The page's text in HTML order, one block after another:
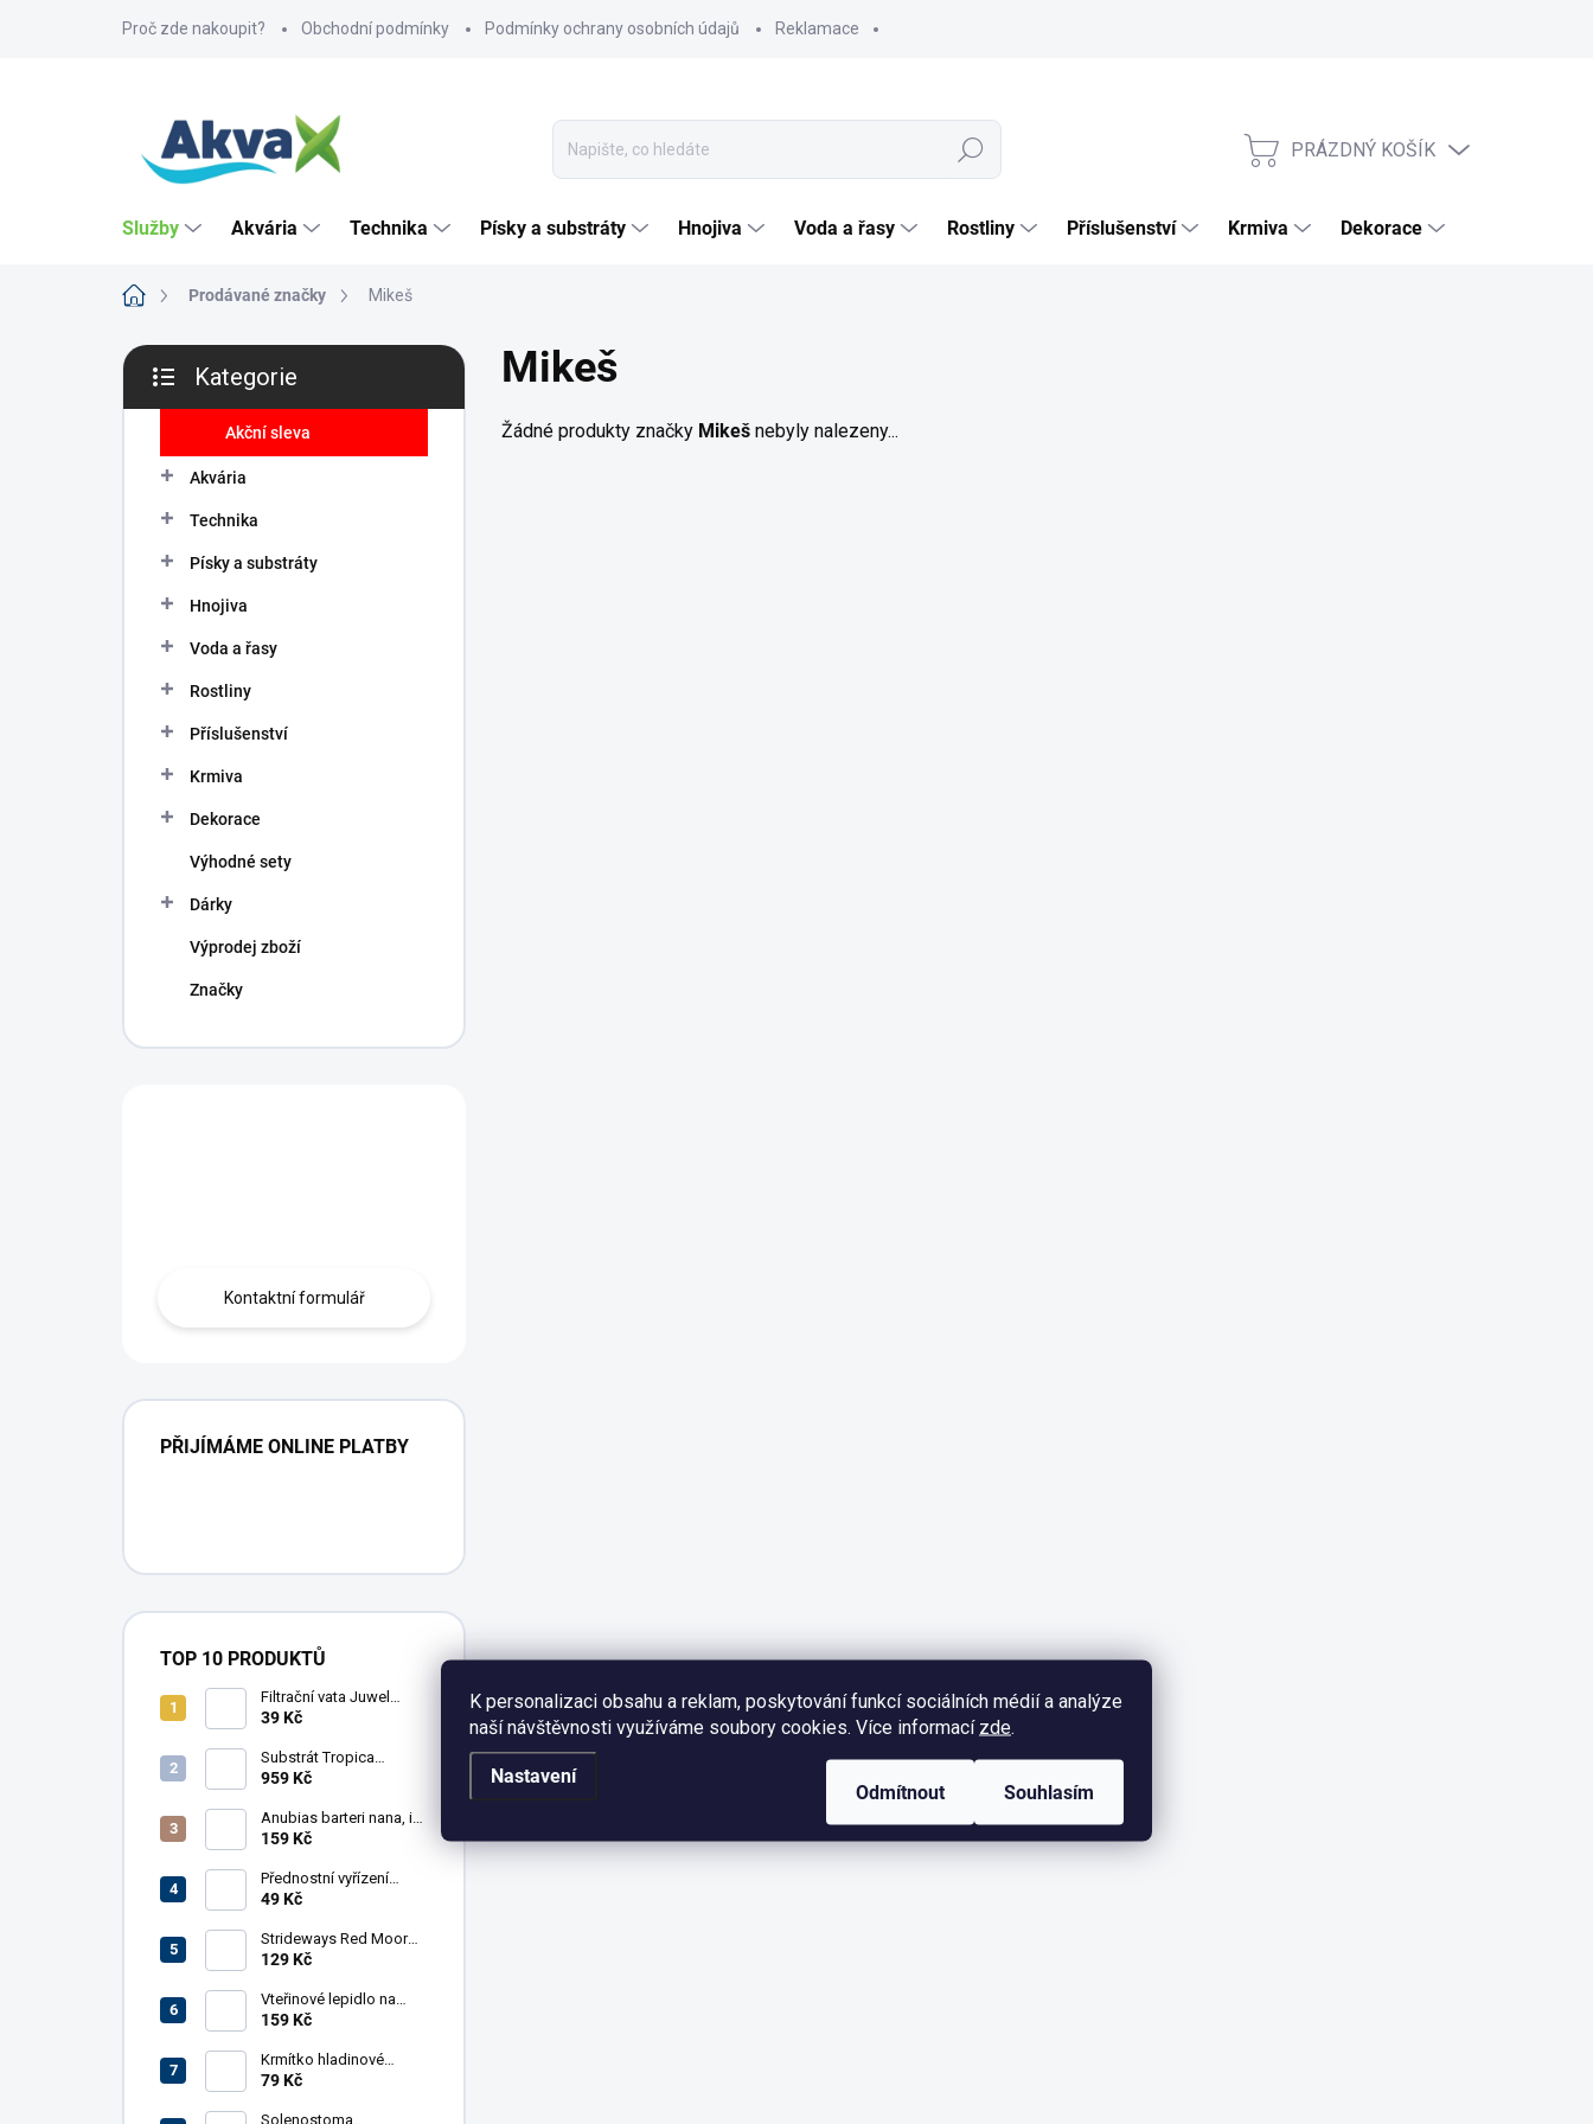
K personalizaci obsahu a reklam, poskytování funkcí sociálních médií a analýze
naší návštěvnosti využíváme soubory cookies. Více informací zde.
Nastavení
Odmítnout Souhlasím
Proč zde nakoupit? Obchodní podmínky Podmínky ochrany osobních údajů Reklamace
Hledat
NÁKUPNÍ
PRÁZDNÝ KOŠÍK
Služby Akvária Technika Písky a substráty Hnojiva Voda a řasy Rostliny Příslušenství Krmiva Dekorace
Domů Prodávané značky Mikeš
P
s
kategorie
Kategorie
Akční sleva
Akvária
Technika
Písky a substráty
Hnojiva
Voda a řasy
Rostliny
Příslušenství
Krmiva
Dekorace
Výhodné sety
Dárky
Výprodej zboží
Značky
Kontaktní formulář
PŘIJÍMÁME ONLINE PLATBY
TOP 10 PRODUKTŮ
Filtrační vata Juwel
BioPad pro Bioflow 3.0,
39 Kč
Substrát Tropica
Aquarium Soil, 9 l
959 Kč
Anubias barteri nana, in-
vitro
159 Kč
Přednostní vyřízení
objednávky
49 Kč
Strideways Red Moor
Wood 100g
129 Kč
Vteřinové lepidlo na
rostliny Me Aquaristic
159 Kč
Krmítko hladinové
AkvaX s přísavkou,
79 Kč
Solenostoma
Mikeš
Žádné produkty značky Mikeš nebyly nalezeny...